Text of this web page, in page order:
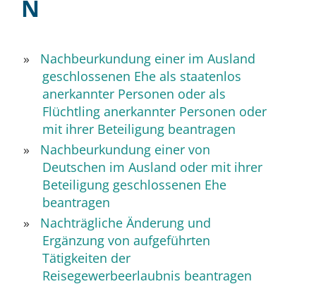
N
Nachbeurkundung einer im Ausland
geschlossenen Ehe als staatenlos
anerkannter Personen oder als
Flüchtling anerkannter Personen oder
mit ihrer Beteiligung beantragen
Nachbeurkundung einer von
Deutschen im Ausland oder mit ihrer
Beteiligung geschlossenen Ehe
beantragen
Nachträgliche Änderung und
Ergänzung von aufgeführten
Tätigkeiten der
Reisegewerbeerlaubnis beantragen